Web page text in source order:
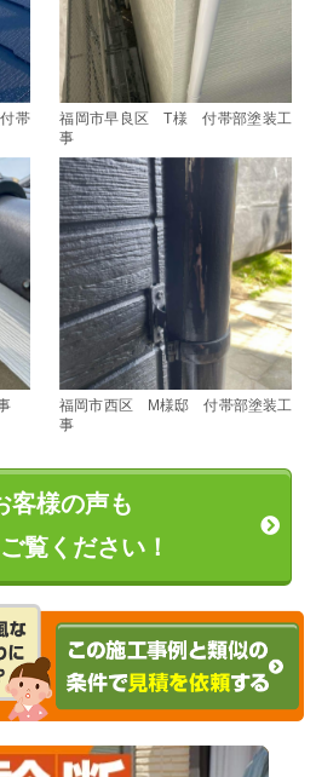
帯
福岡市早良区 T様 付帯部塗装工
事
福岡市西区 M様邸 付帯部塗装工
事
客様の声も
覧ください！